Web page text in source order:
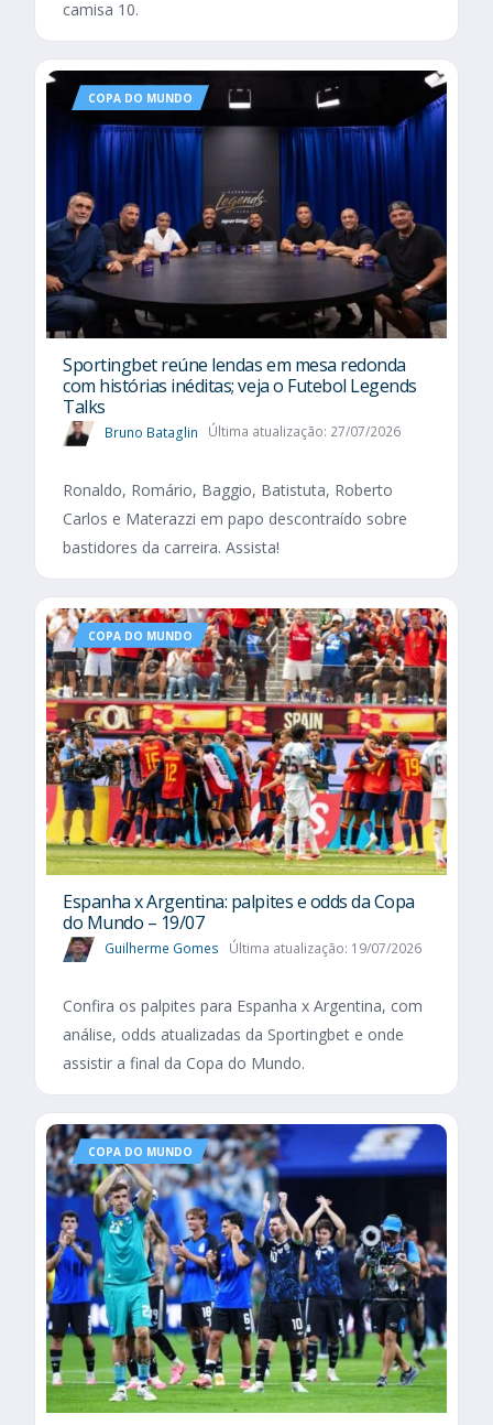
camisa 10.
COPA DO MUNDO
Sportingbet reúne lendas em mesa redonda
com histórias inéditas; veja o Futebol Legends
Talks
Bruno Bataglin Última atualização: 27/07/2026
Ronaldo, Romário, Baggio, Batistuta, Roberto
Carlos e Materazzi em papo descontraído sobre
bastidores da carreira. Assista!
COPA DO MUNDO
Espanha x Argentina: palpites e odds da Copa
do Mundo – 19/07
Guilherme Gomes Última atualização: 19/07/2026
Confira os palpites para Espanha x Argentina, com
análise, odds atualizadas da Sportingbet e onde
assistir a final da Copa do Mundo.
COPA DO MUNDO